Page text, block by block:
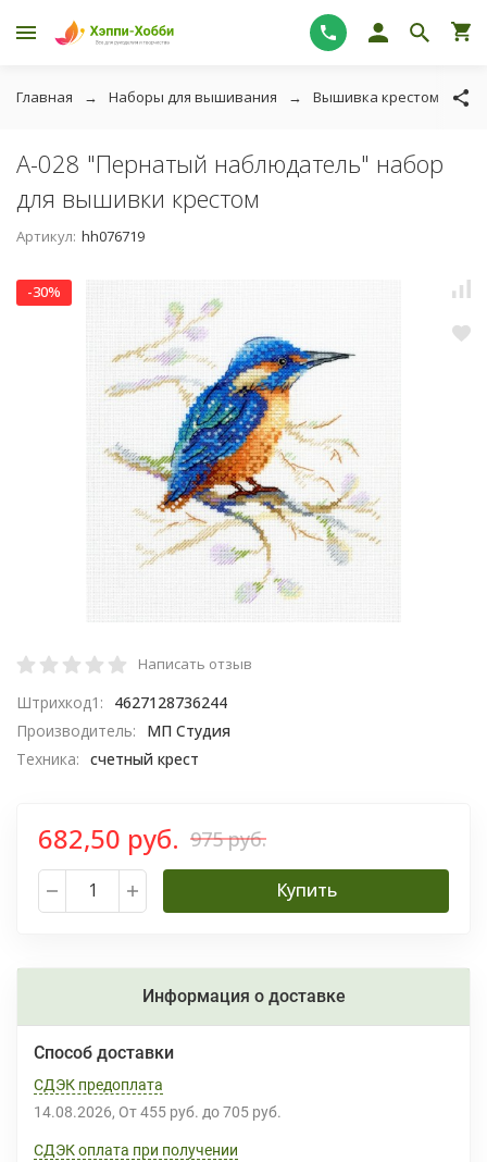
Главная Наборы для вышивания Вышивка крестом
А-028 "Пернатый наблюдатель" набор
для вышивки крестом
Артикул: hh076719
-30%
Написать отзыв
Штрихкод1:
4627128736244
Производитель:
МП Студия
Техника: счетный крест
682,50 руб. 975 руб.
Купить
Информация о доставке
Способ доставки
СДЭК предоплата
14.08.2026 От 455 руб. до 705 руб.
СДЭК оплата при получении